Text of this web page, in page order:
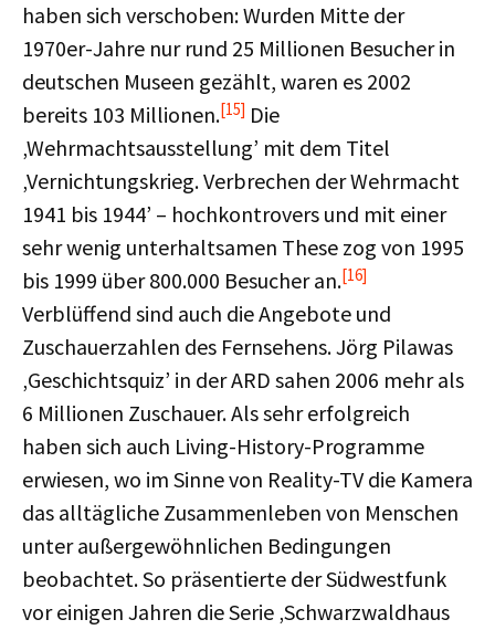
haben sich verschoben: Wurden Mitte der
1970er-Jahre nur rund 25 Millionen Besucher in
deutschen Museen gezählt, waren es 2002
bereits 103 Millionen.[15] Die
‚Wehrmachtsausstellung’ mit dem Titel
‚Vernichtungskrieg. Verbrechen der Wehrmacht
1941 bis 1944’ – hochkontrovers und mit einer
sehr wenig unterhaltsamen These zog von 1995
bis 1999 über 800.000 Besucher an.[16]
Verblüffend sind auch die Angebote und
Zuschauerzahlen des Fernsehens. Jörg Pilawas
‚Geschichtsquiz’ in der ARD sahen 2006 mehr als
6 Millionen Zuschauer. Als sehr erfolgreich
haben sich auch Living-History-Programme
erwiesen, wo im Sinne von Reality-TV die Kamera
das alltägliche Zusammenleben von Menschen
unter außergewöhnlichen Bedingungen
beobachtet. So präsentierte der Südwestfunk
vor einigen Jahren die Serie ‚Schwarzwaldhaus